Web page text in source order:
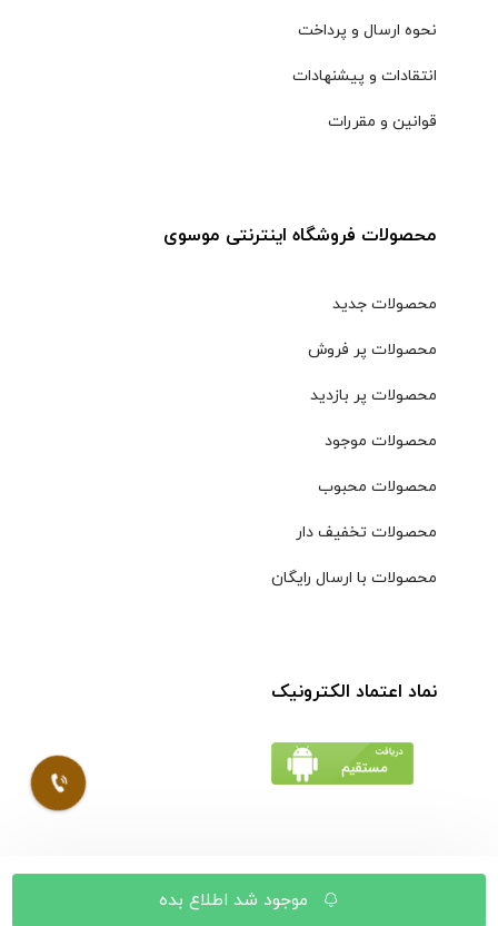
نحوه ارسال و پرداخت
انتقادات و پیشنهادات
قوانین و مقررات
محصولات فروشگاه اینترنتی موسوی
محصولات جدید
محصولات پر فروش
محصولات پر بازدید
محصولات موجود
محصولات محبوب
محصولات تخفیف دار
محصولات با ارسال رایگان
نماد اعتماد الکترونیک
© کلیه حقوق مادی و معنوی محتویات سایت فروشگاه اینترنتی
موسوی محفوظ است |طراحی شده توسط ایلیاسیستم